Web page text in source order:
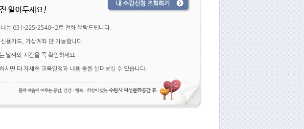
는 031-225-2540~2로 전화 부탁드립니다.
용카드, 가상계좌 만 가능합니다.
날짜와 시간을 꼭 확인하세요.
시면 더 자세한 교육일정과 내용 등을 살펴보실 수 있습니다.